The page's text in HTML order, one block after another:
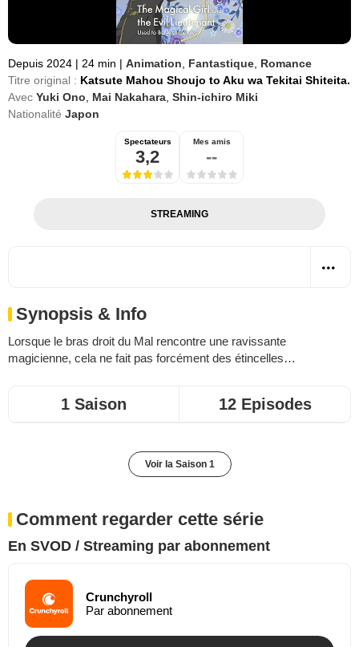
Depuis 2024 | 24 min | Animation Fantastique Romance
Titre original : Katsute Mahou Shoujo to Aku wa Tekitai Shiteita.
Avec Yuki Ono Mai Nakahara Shin-ichiro Miki
Nationalité Japon
Spectateurs
3,2
Mes amis
--
STREAMING
Synopsis & Info
Lorsque le bras droit du Mal rencontre une ravissante
magicienne, cela ne fait pas forcément des étincelles…
1 Saison 12 Episodes
Voir la Saison 1
Comment regarder cette série
En SVOD / Streaming par abonnement
Crunchyroll
Par abonnement